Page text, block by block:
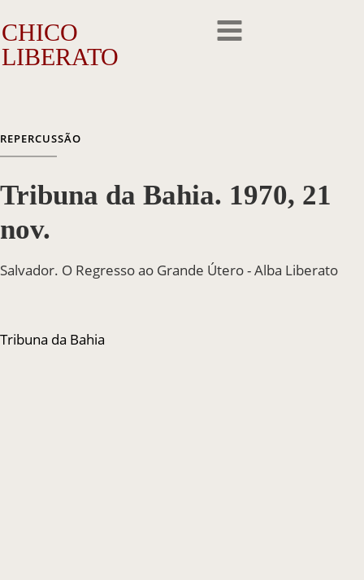
CHICO
LIBERATO
A Obra
Outros Feitos
Reconhecimento
REPERCUSSÃO
Tribuna da Bahia. 1970, 21
nov.
Salvador. O Regresso ao Grande Útero - Alba Liberato
Tribuna da Bahia